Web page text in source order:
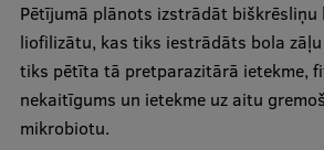
Projekti
Reitingi
Virtuālā tūre
Pētījumā plānots izstrādāt
liofilizātu, kas tiks iestrādāts bola
tiks pētīta tā pretparazitārā ietekme,
nekaitīgums un ietekme uz aitu
mikrobiotu.